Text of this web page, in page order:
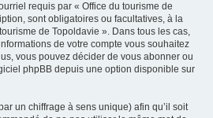
requis par « Office du tourisme de
sont obligatoires ou facultatives, à la
de Topoldavie ». Dans tous les cas,
de votre compte vous souhaitez
vous pouvez décider de vous abonner ou
phpBB depuis une option disponible sur
un chiffrage à sens unique) afin qu’il soit